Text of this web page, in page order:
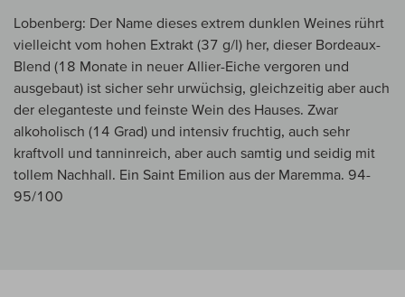
Lobenberg: Der Name dieses extrem dunklen Weines rührt
vielleicht vom hohen Extrakt (37 g/l) her, dieser Bordeaux-
Blend (18 Monate in neuer Allier-Eiche vergoren und
ausgebaut) ist sicher sehr urwüchsig, gleichzeitig aber auch
der eleganteste und feinste Wein des Hauses. Zwar
alkoholisch (14 Grad) und intensiv fruchtig, auch sehr
kraftvoll und tanninreich, aber auch samtig und seidig mit
tollem Nachhall. Ein Saint Emilion aus der Maremma. 94-
95/100